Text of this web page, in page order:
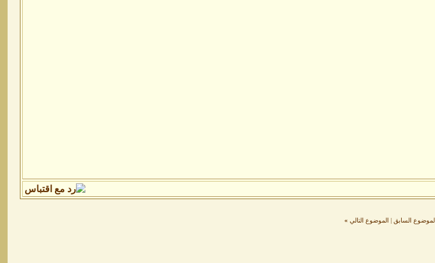
الموضوع السابق الموضوع التالي »